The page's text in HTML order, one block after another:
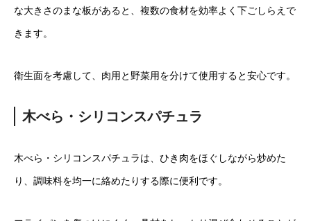
な大きさのまな板があると、複数の食材を効率よく下ごしらえで
きます。
衛生面を考慮して、肉用と野菜用を分けて使用すると安心です。
木べら・シリコンスパチュラ
木べら・シリコンスパチュラは、ひき肉をほぐしながら炒めた
り、調味料を均一に絡めたりする際に便利です。